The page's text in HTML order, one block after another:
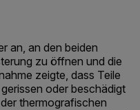
an, an den beiden
zu öffnen und die
zeigte, dass Teile
oder beschädigt
thermografischen